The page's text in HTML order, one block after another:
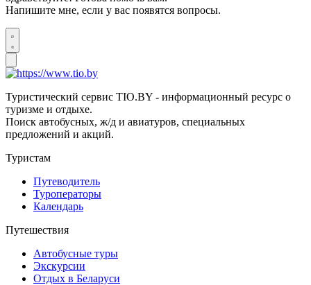
Напишите мне, если у вас появятся вопросы.
Туристический сервис TIO.BY - информационный ресурс о
туризме и отдыхе.
Поиск автобусных, ж/д и авиатуров, специальных
предложений и акций.
Туристам
Путеводитель
Туроператоры
Календарь
Путешествия
Автобусные туры
Экскурсии
Отдых в Беларуси